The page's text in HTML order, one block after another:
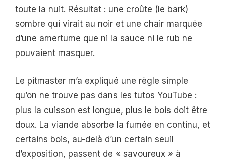
toute la nuit. Résultat : une croûte (le bark)
sombre qui virait au noir et une chair marquée
d’une amertume que ni la sauce ni le rub ne
pouvaient masquer.
Le pitmaster m’a expliqué une règle simple
qu’on ne trouve pas dans les tutos YouTube :
plus la cuisson est longue, plus le bois doit être
doux. La viande absorbe la fumée en continu, et
certains bois, au-delà d’un certain seuil
d’exposition, passent de « savoureux » à